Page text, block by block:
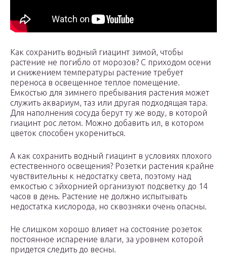
Как сохранить водный гиацинт зимой, чтобы
растение не погибло от морозов? С приходом осени
и снижением температуры растение требует
переноса в освещенное теплое помещение.
Емкостью для зимнего пребывания растения может
служить аквариум, таз или другая подходящая тара.
Для наполнения сосуда берут ту же воду, в которой
гиацинт рос летом. Можно добавить ил, в котором
цветок способен укорениться.
А как сохранить водный гиацинт в условиях плохого
естественного освещения? Розетки растения крайне
чувствительны к недостатку света, поэтому над
емкостью с эйхорнией организуют подсветку до 14
часов в день. Растение не должно испытывать
недостатка кислорода, но сквозняки очень опасны.
Не слишком хорошо влияет на состояние розеток
постоянное испарение влаги, за уровнем которой
придется следить до весны.